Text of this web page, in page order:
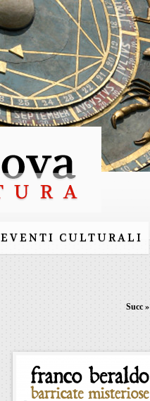
EVENTI CULTURALI
Succ »